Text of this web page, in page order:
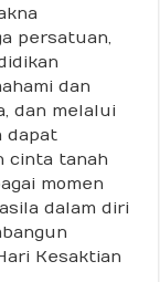
persatuan,
dan
dan melalui
dapat
cinta tanah
momen
dalam diri
Kesaktian